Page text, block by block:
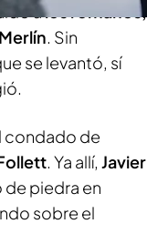
alos romanos,
. Sin
se levantó, sí
condado de
. Ya allí, Javier
de piedra en
sobre el